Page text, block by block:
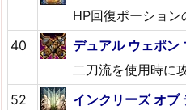
HP回復ポーション
40
デュアル ウェポン
二刀流を使用時に
52
インクリーズ オブ